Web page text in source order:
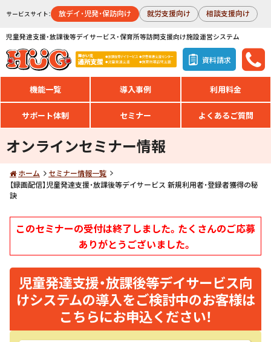
サービスサイト： 放デイ・児発・保訪向け 就労支援向け 相談支援向け
児童発達支援・放課後等デイサービス・保育所等訪問支援向け施設運営システム
資料請求
機能一覧 導入事例 利用料金
サポート体制 セミナー よくあるご質問
オンラインセミナー情報
ホーム
セミナー情報一覧
【録画配信】児童発達支援・放課後等デイサービス 新規利用者・登録者獲得の秘
訣
このセミナーの受付は終了しました。たくさんのご応募
ありがとうございました。
児童発達支援・放課後等デイサービス向
けシステムの導入をご検討中のお客様は
こちらにお申込ください！